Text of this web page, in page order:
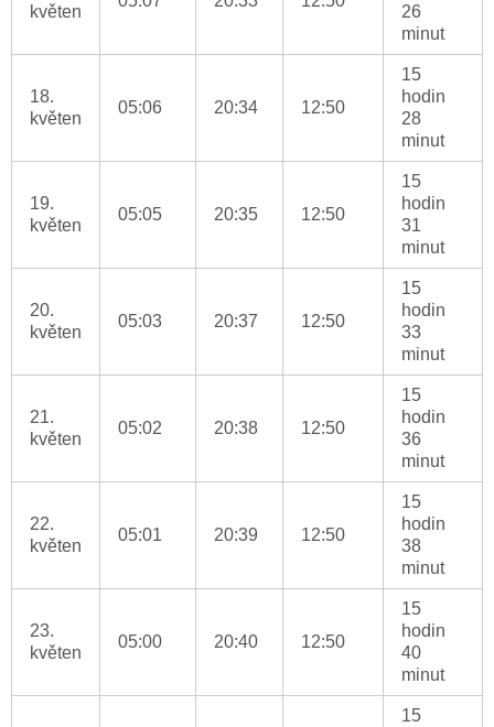
květen
26
minut
18.
květen
05:06 20:34 12:50
15
hodin
28
minut
19.
květen
05:05 20:35 12:50
15
hodin
31
minut
20.
květen
05:03 20:37 12:50
15
hodin
33
minut
21.
květen
05:02 20:38 12:50
15
hodin
36
minut
22.
květen
05:01 20:39 12:50
15
hodin
38
minut
23.
květen
05:00 20:40 12:50
15
hodin
40
minut
15